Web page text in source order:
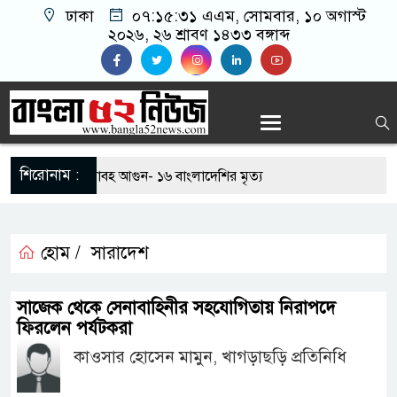
ঢাকা ০৭:১৫:৩২ এএম, সোমবার, ১০ অগাস্ট
২০২৬, ২৬ শ্রাবণ ১৪৩৩ বঙ্গাব্দ
শিরোনাম :
কারখানায় ভয়াবহ আগুন- ১৬ বাংলাদেশির মৃত্য
নেতার ওপর সশস্ত্র হামলা, আহত ২: বিএনপির তীব্র
আদিবাসী দিবস পালন
প্যারোলে মুক্তি পেয়ে বাবার জানাজায় আওয়ামী লীগ
হোম / সারাদেশ
সাজেক থেকে সেনাবাহিনীর সহযোগিতায় নিরাপদে
ফিরলেন পর্যটকরা
কাওসার হোসেন মামুন, খাগড়াছড়ি প্রতিনিধি